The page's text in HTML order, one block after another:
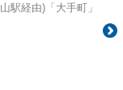
駅経由)「大手町」